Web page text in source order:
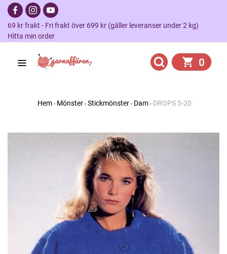
69 kr frakt - Fri frakt över 699 kr (gäller leveranser under 2 kg)
Hitta min order
0
Hem Mönster Stickmönster Dam DROPS 5-20